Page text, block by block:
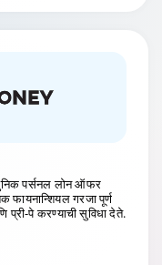
पर्सनल लोन ऑफर
फायनान्शियल गरजा पूर्ण
प्री-पे करण्याची सुविधा देते.